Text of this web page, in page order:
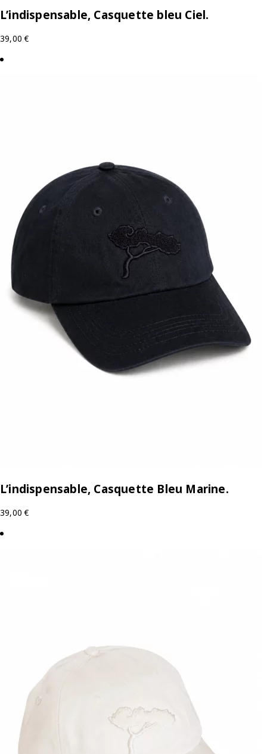
L’indispensable, Casquette bleu Ciel.
39,00€
L’indispensable, Casquette Bleu Marine.
39,00€